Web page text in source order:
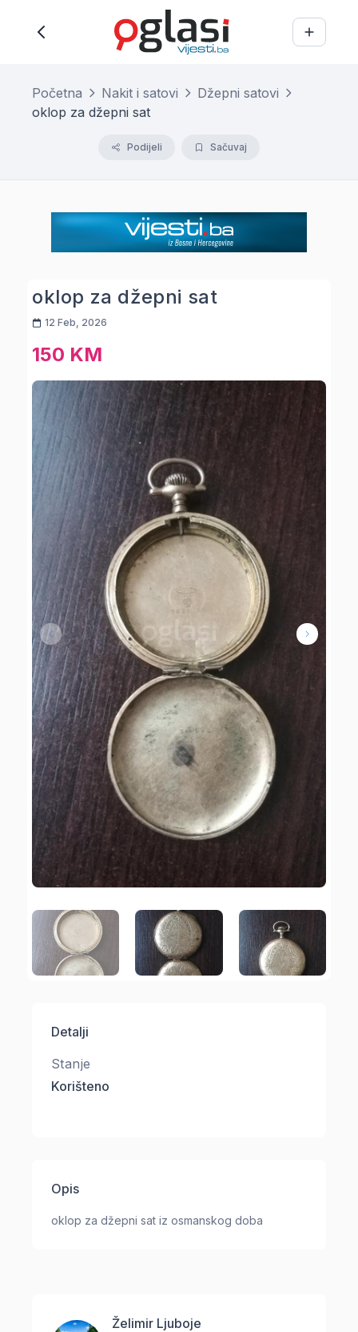
Početna Nakit i satovi
Džepni satovi
oklop za džepni sat
Podijeli Sačuvaj
oklop za džepni sat
12 Feb, 2026
150 KM
Detalji
Stanje
Korišteno
Opis
oklop za džepni sat iz osmanskog doba
Želimir Ljuboje